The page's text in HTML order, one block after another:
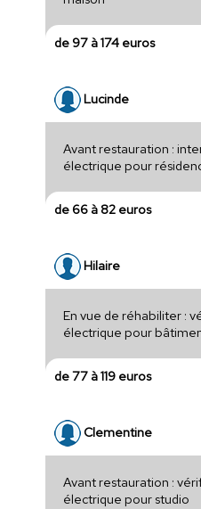
de 97 à 174 euros
Lucinde
Avant restauration :
électrique pour
de 66 à 82 euros
Hilaire
En vue de réhabiliter :
électrique pour
de 77 à 119 euros
Clementine
Avant restauration :
électrique pour studio